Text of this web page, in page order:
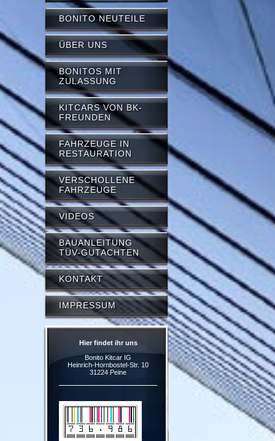
BONITO NEUTEILE
ÜBER UNS
BONITOS MIT
ZULASSUNG
KITCARS VON BK-
FREUNDEN
FAHRZEUGE IN
RESTAURATION
VERSCHOLLENE
FAHRZEUGE
VIDEOS
BAUANLEITUNG
TÜV-GUTACHTEN
KONTAKT
IMPRESSUM
Hier findet ihr uns
Bonito Kitcar IG
Heinrich-Hornbostel-Str. 10
31224 Peine